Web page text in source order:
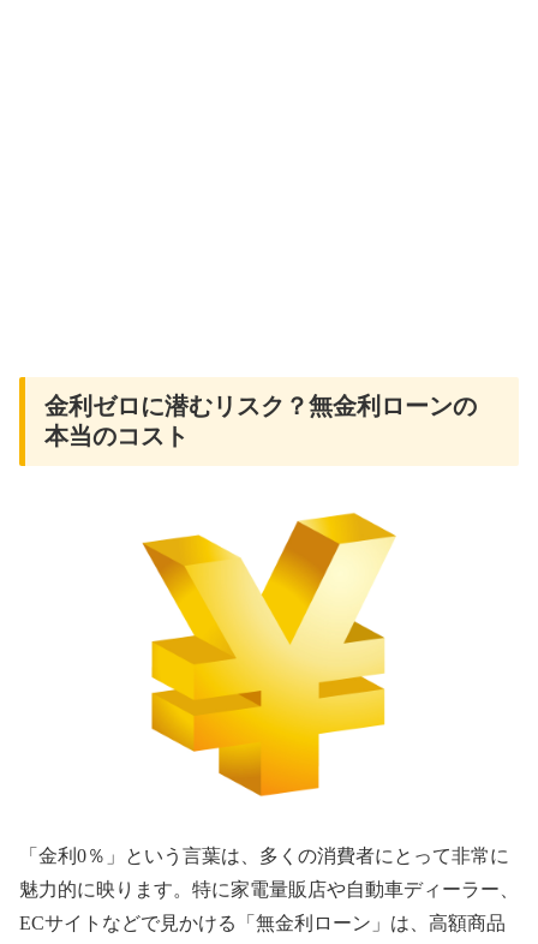
金利ゼロに潜むリスク？無金利ローンの
本当のコスト
「金利0％」という言葉は、多くの消費者にとって非常に
魅力的に映ります。特に家電量販店や自動車ディーラー、
ECサイトなどで見かける「無金利ローン」は、高額商品